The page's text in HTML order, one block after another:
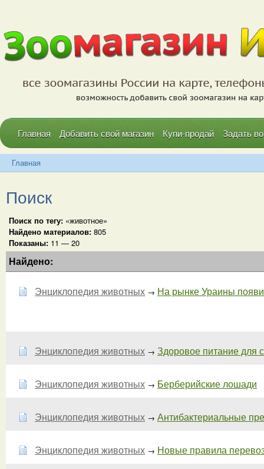
Главная Добавить свой магазин Купи-продай Задать
Главная
Поиск
Поиск по тегу: «животное»
Найдено материалов: 805
Показаны: 11 — 20
Найдено:
Энциклопедия животных → На рынке Ураины
Энциклопедия животных → Здоровое питание для
Энциклопедия животных → Берберийские лошади
Энциклопедия животных → Антибактериальные
Энциклопедия животных → Новые правила